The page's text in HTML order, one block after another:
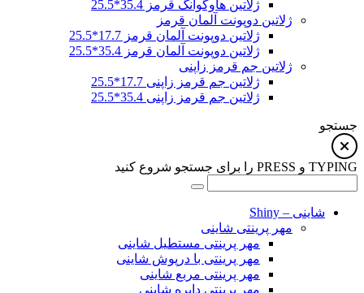
ژلاتین هاوگوانگ قرمز 35.4*25.5
ژلاتین دوپونت آلمان قرمز
ژلاتین دوپونت آلمان قرمز 17.7*25.5
ژلاتین دوپونت آلمان قرمز 35.4*25.5
ژلاتین جم قرمز زاپنی
ژلاتین جم قرمز زاپنی 17.7*25.5
ژلاتین جم قرمز زاپنی 35.4*25.5
جستجو
TYPING و PRESS را برای جستجو شروع کنید
شاینی – Shiny
مهر پرینتی شاینی
مهر پرینتی مستطیل شاینی
مهر پرینتی با درپوش شاینی
مهر پرینتی مربع شاینی
مهر پرینتی دایره شاینی